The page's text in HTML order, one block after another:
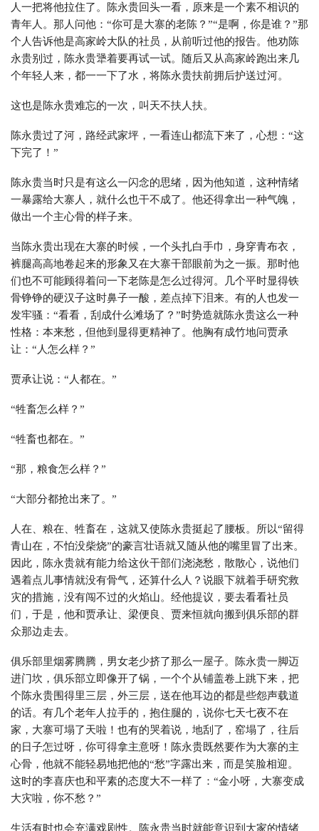
人一把将他拉住了。陈永贵回头一看，原来是一个素不相识的
青年人。那人问他：“你可是大寨的老陈？”“是啊，你是谁？”那
个人告诉他是高家岭大队的社员，从前听过他的报告。他劝陈
永贵别过，陈永贵犟着要再试一试。随后又从高家岭跑出来几
个年轻人来，都一一下了水，将陈永贵扶前拥后护送过河。
这也是陈永贵难忘的一次，叫天不扶人扶。
陈永贵过了河，路经武家坪，一看连山都流下来了，心想：“这
下完了！”
陈永贵当时只是有这么一闪念的思绪，因为他知道，这种情绪
一暴露给大寨人，就什么也干不成了。他还得拿出一种气魄，
做出一个主心骨的样子来。
当陈永贵出现在大寨的时候，一个头扎白手巾，身穿青布衣，
裤腿高高地卷起来的形象又在大寨干部眼前为之一振。那时他
们也不可能顾得着问一下老陈是怎么过得河。几个平时显得铁
骨铮铮的硬汉子这时鼻子一酸，差点掉下泪来。有的人也发一
发牢骚：“看看，刮成什么滩场了？”时势造就陈永贵这么一种
性格：本来愁，但他到显得更精神了。他胸有成竹地问贾承
让：“人怎么样？”
贾承让说：“人都在。”
“牲畜怎么样？”
“牲畜也都在。”
“那，粮食怎么样？”
“大部分都抢出来了。”
人在、粮在、牲畜在，这就又使陈永贵挺起了腰板。所以“留得
青山在，不怕没柴烧”的豪言壮语就又随从他的嘴里冒了出来。
因此，陈永贵就有能力给这伙干部们浇浇愁，散散心，说他们
遇着点儿事情就没有骨气，还算什么人？说眼下就着手研究救
灾的措施，没有闯不过的火焰山。经他提议，要去看看社员
们，于是，他和贾承让、梁便良、贾来恒就向搬到俱乐部的群
众那边走去。
俱乐部里烟雾腾腾，男女老少挤了那么一屋子。陈永贵一脚迈
进门坎，俱乐部立即像开了锅，一个个从铺盖卷上跳下来，把
个陈永贵围得里三层，外三层，送在他耳边的都是些怨声载道
的话。有几个老年人拉手的，抱住腿的，说你七天七夜不在
家，大寨可塌了天啦！也有的哭着说，地刮了，窑塌了，往后
的日子怎过呀，你可得拿主意呀！陈永贵既然要作为大寨的主
心骨，他就不能轻易地把他的“愁”字露出来，而是笑脸相迎。
这时的李喜庆也和平素的态度大不一样了：“金小呀，大寨变成
大灾啦，你不愁？”
生活有时也会充满戏剧性。陈永贵当时就能意识到大家的情绪